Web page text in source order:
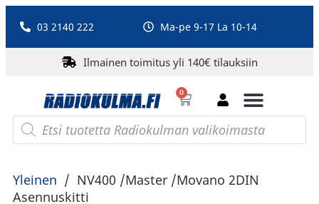
03 2140 222 Ma-pe 9-17 La 10-14
Ilmainen toimitus yli 140€ tilauksiin
0
Yleinen / NV400 /Master /Movano 2DIN
Asennuskitti